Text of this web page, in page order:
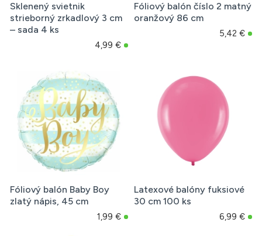
Sklenený svietnik
strieborný zrkadlový 3 cm
– sada 4 ks
4,99 €
Fóliový balón číslo 2 matný
oranžový 86 cm
5,42 €
Fóliový balón Baby Boy
zlatý nápis, 45 cm
1,99 €
Latexové balóny fuksiové
30 cm 100 ks
6,99 €